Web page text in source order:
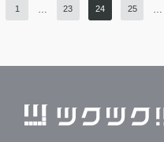
1 23 24 25